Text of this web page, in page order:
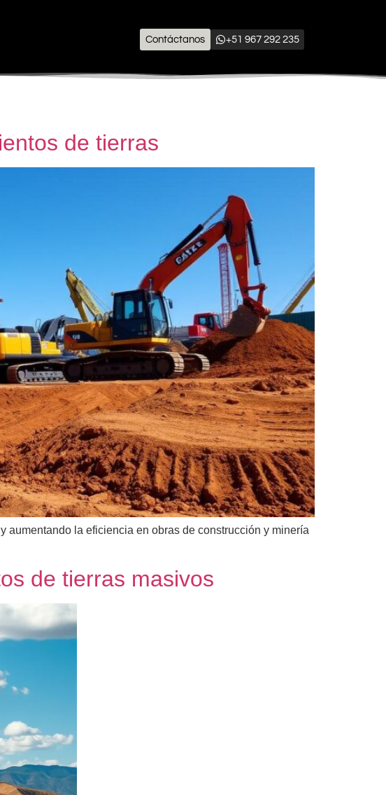
Contáctanos +51 967 292 235
de tierras
aumentando la eficiencia en obras de construcción y minería
de tierras masivos